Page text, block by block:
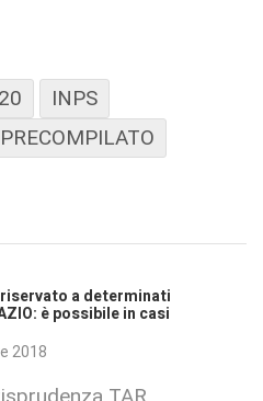
INPS
a determinati
è possibile in casi
2018